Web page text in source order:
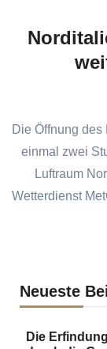
Die Öffnung
einmal zwei
Luftraum
Wetterdienst
Neueste
Die